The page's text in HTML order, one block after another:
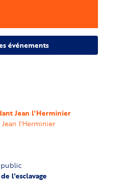
événements
Jean l'Herminier
l'Herminier
l'esclavage